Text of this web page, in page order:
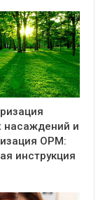
насаждений и
ОРМ:
инструкция